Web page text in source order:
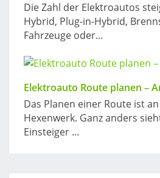
Die Zahl der Elektroautos
Hybrid, Plug-in-Hybrid,
Fahrzeuge oder...
Elektroauto Route planen –
Das Planen einer Route ist
Hexenwerk. Ganz anders
Einsteiger ...